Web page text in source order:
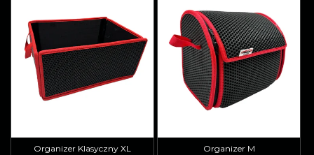
Organizer Klasyczny XL Organizer M